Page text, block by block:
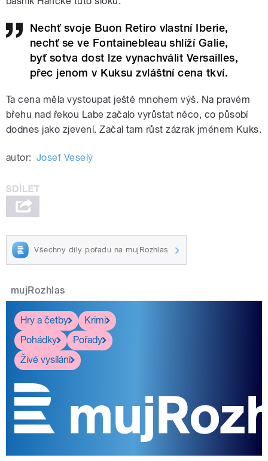
Nechť svoje Buon Retiro vlastní Iberie,
nechť se ve Fontainebleau shlíží Galie,
byť sotva dost lze vynachválit Versailles,
přec jenom v Kuksu zvláštní cena tkví.
Ta cena měla vystoupat ještě mnohem výš. Na pravém
břehu nad řekou Labe začalo vyrůstat něco, co působí
dodnes jako zjevení. Začal tam růst zázrak jménem Kuks.
autor: Josef Veselý
Všechny díly pořadu na mujRozhlas
mujRozhlas
Hry a četby
Krimi
Pohádky
Pořady
Živé vysílání